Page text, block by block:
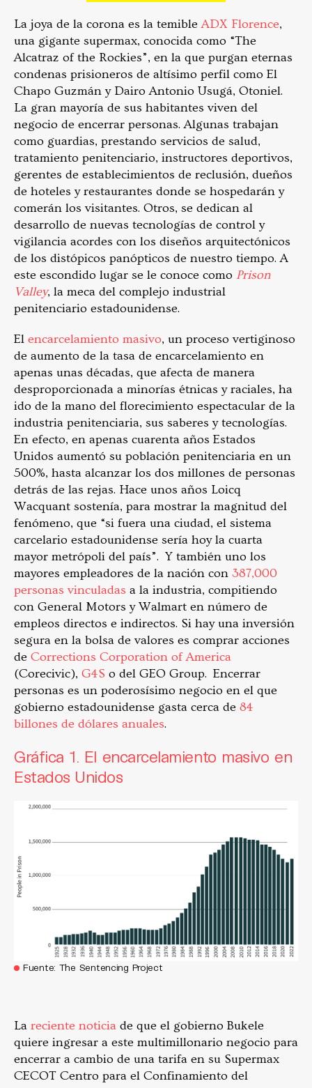
La joya de la corona es la temibleADX Florence,
una gigante supermax, conocida como “The
Alcatraz of the Rockies”, en la que purgan eternas
condenas prisioneros de altísimo perfil como El
Chapo Guzmán y Dairo Antonio Usugá, Otoniel.
La gran mayoría de sus habitantes viven del
negocio de encerrar personas. Algunas trabajan
como guardias, prestando servicios de salud,
tratamiento penitenciario, instructores deportivos,
gerentes de establecimientos de reclusión, dueños
de hoteles y restaurantes donde se hospedarán y
comerán los visitantes. Otros, se dedican al
desarrollo de nuevas tecnologías de control y
vigilancia acordes con los diseños arquitectónicos
de los distópicos panópticos de nuestro tiempo. A
este escondido lugar se le conoce como Prison
Valley, la meca del complejo industrial
penitenciario estadounidense.
El encarcelamiento masivo, un proceso vertiginoso
de aumento de la tasa de encarcelamiento en
apenas unas décadas, que afecta de manera
desproporcionada a minorías étnicas y raciales, ha
ido de la mano del florecimiento espectacular de la
industria penitenciaria, sus saberes y tecnologías.
En efecto, en apenas cuarenta años Estados
Unidos aumentó su población penitenciaria en un
500%, hasta alcanzar los dos millones de personas
detrás de las rejas. Hace unos años Loicq
Wacquant sostenía, para mostrar la magnitud del
fenómeno, que “si fuera una ciudad, el sistema
carcelario estadounidense sería hoy la cuarta
mayor metrópoli del país”. Y también uno los
mayores empleadores de la nación con 387,000
personas vinculadas a la industria, compitiendo
con General Motors y Walmart en número de
empleos directos e indirectos. Si hay una inversión
segura en la bolsa de valores es comprar acciones
de Corrections Corporation of America
(Corecivic), G4S o del GEO Group. Encerrar
personas es un poderosísimo negocio en el que
gobierno estadounidense gasta cerca de 84
billones de dólares anuales.
Gráfica 1. El encarcelamiento masivo en
Estados Unidos
Fuente: The Sentencing Project
La reciente noticia de que el gobierno Bukele
quiere ingresar a este multimillonario negocio para
encerrar a cambio de una tarifa en su Supermax
CECOT Centro para el Confinamiento del